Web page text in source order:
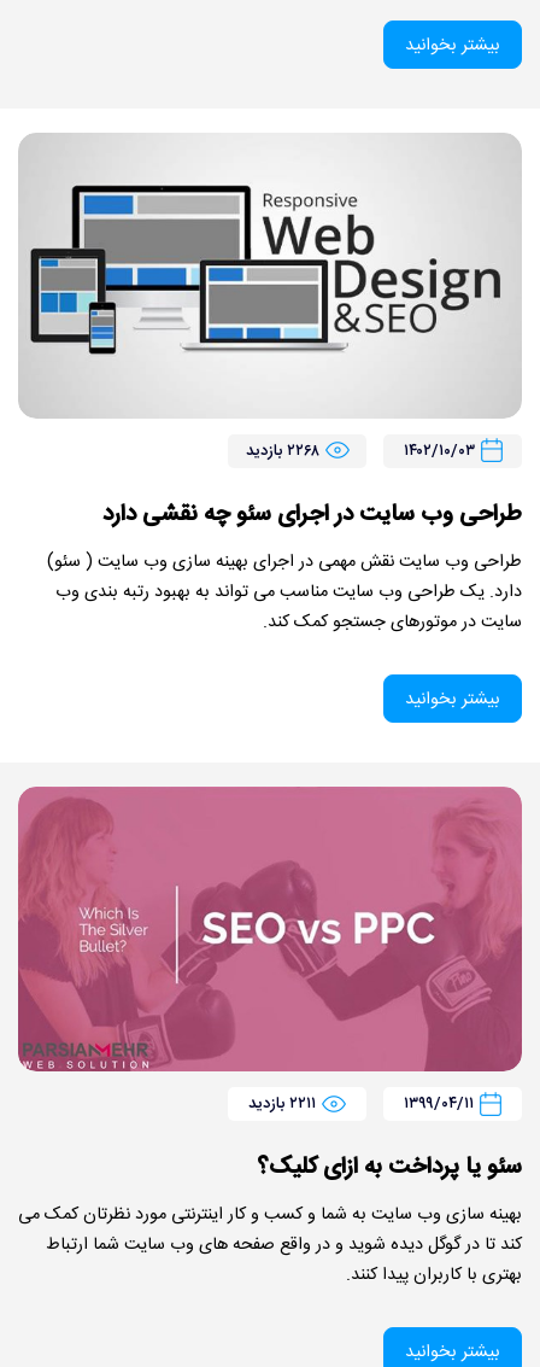
بیشتر بخوانید
۱۴۰۲/۱۰/۰۳ ۲۲۶۸ بازدید
طراحی وب سایت در اجرای سئو چه نقشی دارد
طراحی وب سایت نقش مهمی در اجرای بهینه سازی وب سایت ( سئو)
دارد. یک طراحی وب سایت مناسب می تواند به بهبود رتبه بندی وب
سایت در موتورهای جستجو کمک کند.
بیشتر بخوانید
۱۳۹۹/۰۴/۱۱ ۲۲۱۱ بازدید
سئو یا پرداخت به ازای کلیک؟
بهینه سازی وب سایت به شما و کسب و کار اینترنتی مورد نظرتان کمک می
کند تا در گوگل دیده شوید و در واقع صفحه های وب سایت شما ارتباط
بهتری با کاربران پیدا کنند.
بیشتر بخوانید